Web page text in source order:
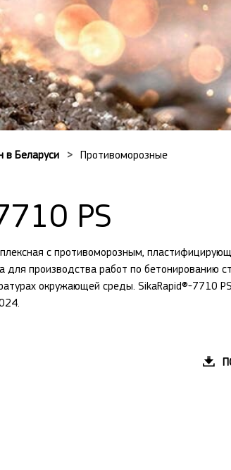
в Беларуси Противоморозные
PS
с противоморозным,
производства работ по бетонированию
окружающей среды. SikaRapid®-7710